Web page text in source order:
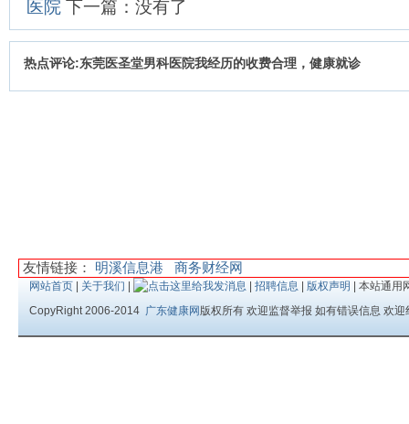
医院 下一篇：没有了
热点评论:东莞医圣堂男科医院我经历的收费合理，健康就诊
友情链接： 明溪信息港 商务财经网
网站首页 关于我们 招聘信息 版权声明
| 本站通用
CopyRight 2006-2014 广东健康网 版权所有 欢迎监督举报 如有错误信息 欢迎